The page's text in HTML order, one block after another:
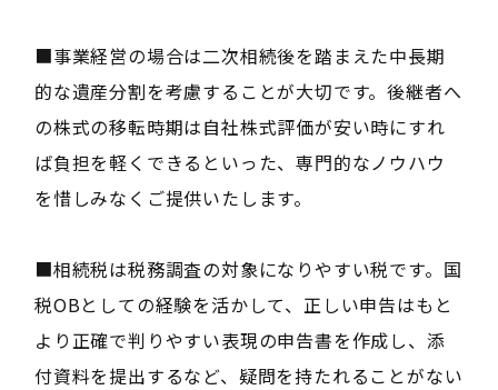
■事業経営の場合は二次相続後を踏まえた中長期
的な遺産分割を考慮することが大切です。後継者へ
の株式の移転時期は自社株式評価が安い時にすれ
ば負担を軽くできるといった、専門的なノウハウ
を惜しみなくご提供いたします。
■相続税は税務調査の対象になりやすい税です。国
税OBとしての経験を活かして、正しい申告はもと
より正確で判りやすい表現の申告書を作成し、添
付資料を提出するなど、疑問を持たれることがない